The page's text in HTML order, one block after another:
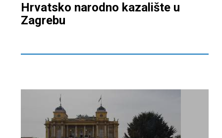
Hrvatsko narodno kazalište u
Zagrebu